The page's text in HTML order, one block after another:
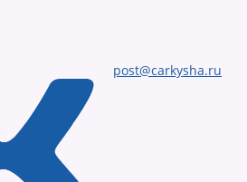
post@carkysha.ru